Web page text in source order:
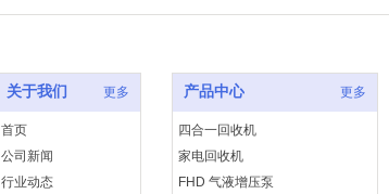
关于我们 更多
首页
公司新闻
行业动态
产品中心 更多
四合一回收机
家电回收机
FHD 气液增压泵